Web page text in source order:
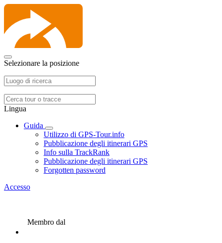
Selezionare la posizione
Lingua
Guida
Utilizzo di GPS-Tour.info
Pubblicazione degli itinerari GPS
Info sulla TrackRank
Pubblicazione degli itinerari GPS
Forgotten password
Accesso
Membro dal